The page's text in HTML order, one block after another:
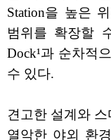
Station을 높은
범위를 확장할
Dock¹과 순차적
수 있다.
견고한 설계와 스
열악한 야외 환